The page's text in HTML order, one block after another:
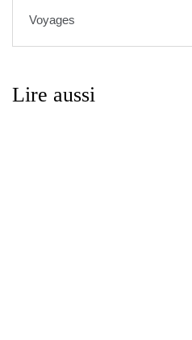
Voyages
Lire aussi